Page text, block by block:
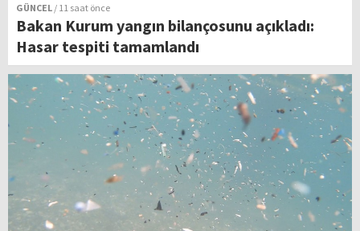
GÜNCEL / 11 saat önce
Bakan Kurum yangın bilançosunu açıkladı:
Hasar tespiti tamamlandı